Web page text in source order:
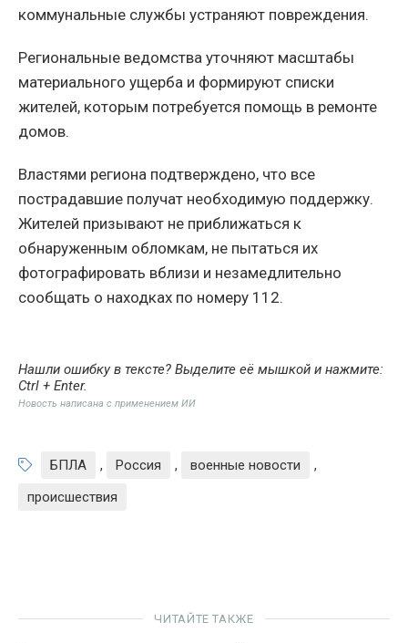
коммунальные службы устраняют повреждения.
Региональные ведомства уточняют масштабы
материального ущерба и формируют списки
жителей, которым потребуется помощь в ремонте
домов.
Властями региона подтверждено, что все
пострадавшие получат необходимую поддержку.
Жителей призывают не приближаться к
обнаруженным обломкам, не пытаться их
фотографировать вблизи и незамедлительно
сообщать о находках по номеру 112.
Нашли ошибку в тексте? Выделите её мышкой и нажмите:
Ctrl + Enter.
Новость написана с применением ИИ
БПЛА , Россия , военные новости
,
происшествия
ЧИТАЙТЕ ТАКЖЕ